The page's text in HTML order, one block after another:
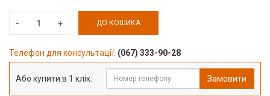
ДО КОШИКА
Телефон для консультації: (067) 333-90-28
Або купити в 1 клік: Замовити